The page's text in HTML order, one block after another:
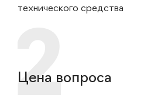
технического средства
Цена вопроса